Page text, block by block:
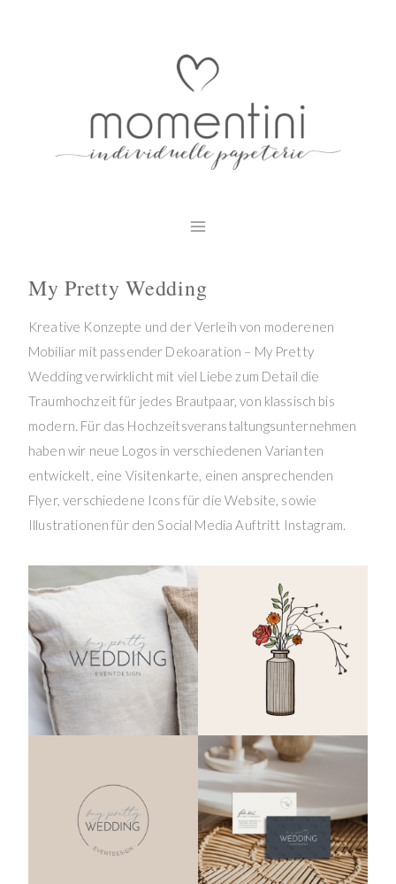
My Pretty Wedding
Kreative Konzepte und der Verleih von moderenen
Mobiliar mit passender Dekoaration – My Pretty
Wedding verwirklicht mit viel Liebe zum Detail die
Traumhochzeit für jedes Brautpaar, von klassisch bis
modern. Für das Hochzeitsveranstaltungsunternehmen
haben wir neue Logos in verschiedenen Varianten
entwickelt, eine Visitenkarte, einen ansprechenden
Flyer, verschiedene Icons für die Website, sowie
Illustrationen für den Social Media Auftritt Instagram.